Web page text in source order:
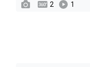
2 1